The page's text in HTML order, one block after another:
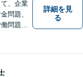
、企業
問題、
問題そ
う、誠
処理を
詳細を見
る